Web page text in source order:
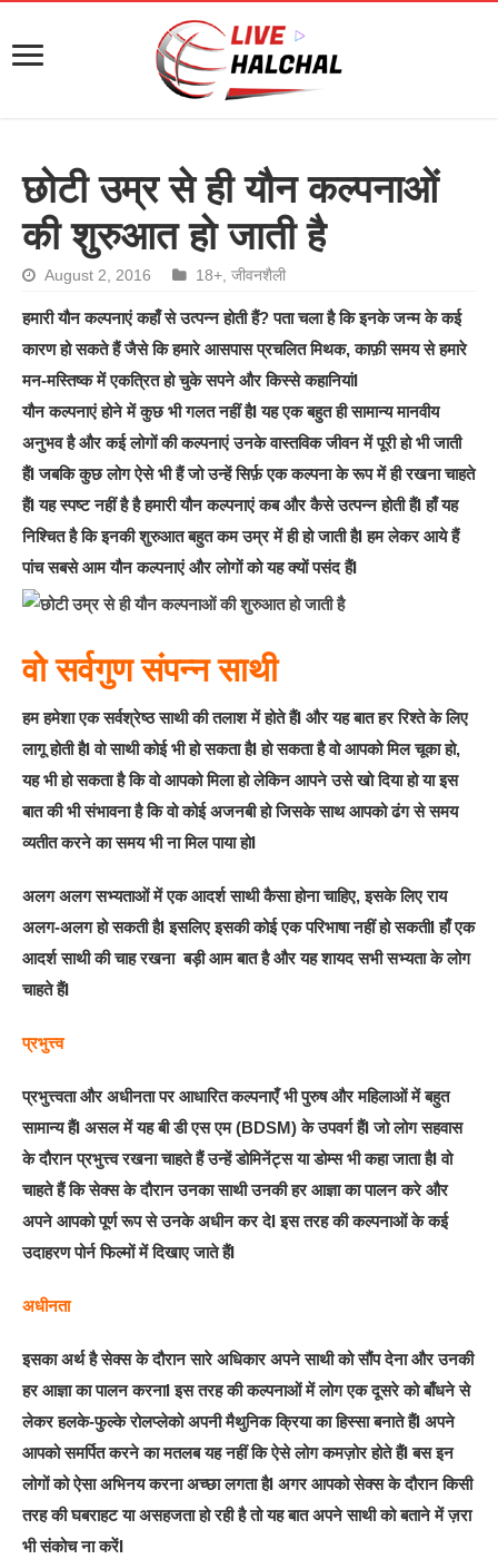
छोटी उम्र से ही यौन कल्पनाओं
की शुरुआत हो जाती है
August 2, 2016 18+,जीवनशैली
हमारी यौन कल्पनाएं कहाँ से उत्पन्न होती हैं? पता चला है कि इनके जन्म के कई
कारण हो सकते हैं जैसे कि हमारे आसपास प्रचलित मिथक, काफ़ी समय से हमारे
मन-मस्तिष्क में एकत्रित हो चुके सपने और किस्से कहानियांI
यौन कल्पनाएं होने में कुछ भी गलत नहीं हैI यह एक बहुत ही सामान्य मानवीय
अनुभव है और कई लोगों की कल्पनाएं उनके वास्तविक जीवन में पूरी हो भी जाती
हैंI जबकि कुछ लोग ऐसे भी हैं जो उन्हें सिर्फ़ एक कल्पना के रूप में ही रखना चाहते
हैंI यह स्पष्ट नहीं है है हमारी यौन कल्पनाएं कब और कैसे उत्पन्न होती हैंI हाँ यह
निश्चित है कि इनकी शुरुआत बहुत कम उम्र में ही हो जाती हैI हम लेकर आये हैं
पांच सबसे आम यौन कल्पनाएं और लोगों को यह क्यों पसंद हैंI
वो सर्वगुण संपन्न साथी
हम हमेशा एक सर्वश्रेष्ठ साथी की तलाश में होते हैंI और यह बात हर रिश्ते के लिए
लागू होती हैI वो साथी कोई भी हो सकता हैI हो सकता है वो आपको मिल चूका हो,
यह भी हो सकता है कि वो आपको मिला हो लेकिन आपने उसे खो दिया हो या इस
बात की भी संभावना है कि वो कोई अजनबी हो जिसके साथ आपको ढंग से समय
व्यतीत करने का समय भी ना मिल पाया होI
अलग अलग सभ्यताओं में एक आदर्श साथी कैसा होना चाहिए, इसके लिए राय
अलग-अलग हो सकती हैI इसलिए इसकी कोई एक परिभाषा नहीं हो सकतीI हाँ एक
आदर्श साथी की चाह रखना बड़ी आम बात है और यह शायद सभी सभ्यता के लोग
चाहते हैंI
प्रभुत्त्व
प्रभुत्त्वता और अधीनता पर आधारित कल्पनाएँ भी पुरुष और महिलाओं में बहुत
सामान्य हैंI असल में यह बी डी एस एम (BDSM) के उपवर्ग हैंI जो लोग सहवास
के दौरान प्रभुत्त्व रखना चाहते हैं उन्हें डोमिनेंट्स या डोम्स भी कहा जाता हैI वो
चाहते हैं कि सेक्स के दौरान उनका साथी उनकी हर आज्ञा का पालन करे और
अपने आपको पूर्ण रूप से उनके अधीन कर देI इस तरह की कल्पनाओं के कई
उदाहरण पोर्न फिल्मों में दिखाए जाते हैंI
अधीनता
इसका अर्थ है सेक्स के दौरान सारे अधिकार अपने साथी को सौंप देना और उनकी
हर आज्ञा का पालन करनाI इस तरह की कल्पनाओं में लोग एक दूसरे को बाँधने से
लेकर हलके-फुल्के रोलप्लेको अपनी मैथुनिक क्रिया का हिस्सा बनाते हैंI अपने
आपको समर्पित करने का मतलब यह नहीं कि ऐसे लोग कमज़ोर होते हैंI बस इन
लोगों को ऐसा अभिनय करना अच्छा लगता हैI अगर आपको सेक्स के दौरान किसी
तरह की घबराहट या असहजता हो रही है तो यह बात अपने साथी को बताने में ज़रा
भी संकोच ना करेंI